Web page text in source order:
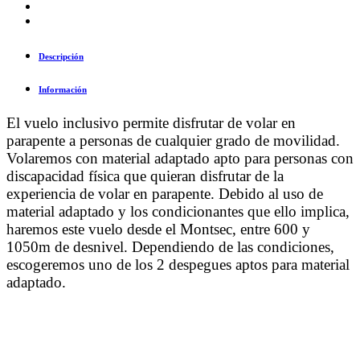
Descripción
Información
El vuelo inclusivo permite disfrutar de volar en
parapente a personas de cualquier grado de movilidad.
Volaremos con material adaptado apto para personas con
discapacidad física que quieran disfrutar de la
experiencia de volar en parapente. Debido al uso de
material adaptado y los condicionantes que ello implica,
haremos este vuelo desde el Montsec, entre 600 y
1050m de desnivel. Dependiendo de las condiciones,
escogeremos uno de los 2 despegues aptos para material
adaptado.